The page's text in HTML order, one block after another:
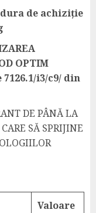
de achiziție
OPTIM
7126.1/i3/c9/ din
DE PÂNĂ LA
SĂ SPRIJINE
Valoare